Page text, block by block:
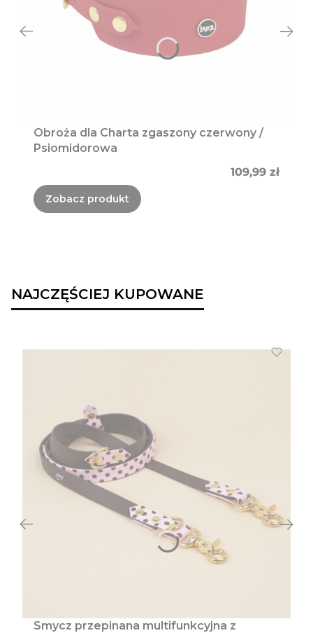
Obroża dla Charta zgaszony czerwony /
Psiomidorowa
Cena
109,99 zł
Zobacz produkt
NAJCZĘŚCIEJ KUPOWANE
Smycz przepinana multifunkcyjna z